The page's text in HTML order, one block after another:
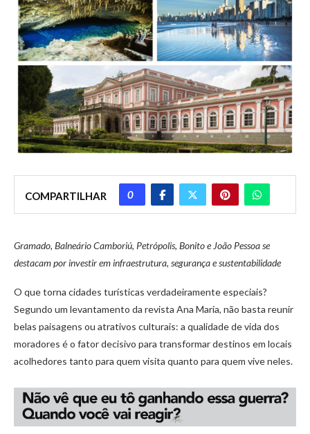
COMPARTILHAR 0
Gramado, Balneário Camboriú, Petrópolis, Bonito e João Pessoa se
destacam por investir em infraestrutura, segurança e sustentabilidade
O que torna cidades turísticas verdadeiramente especiais?
Segundo um levantamento da revista Ana Maria, não basta reunir
belas paisagens ou atrativos culturais: a qualidade de vida dos
moradores é o fator decisivo para transformar destinos em locais
acolhedores tanto para quem visita quanto para quem vive neles.